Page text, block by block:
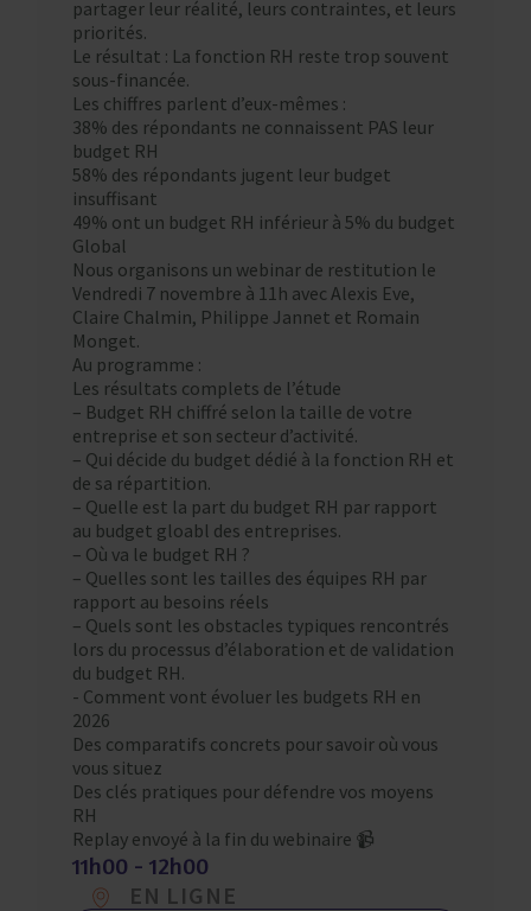
partager leur réalité, leurs contraintes, et leurs
priorités.
Le résultat : La fonction RH reste trop souvent
sous-financée.
Les chiffres parlent d’eux-mêmes :
38% des répondants ne connaissent PAS leur
budget RH
58% des répondants jugent leur budget
insuffisant
49% ont un budget RH inférieur à 5% du budget
Global
Nous organisons un webinar de restitution le
Vendredi 7 novembre à 11h avec Alexis Eve,
Claire Chalmin, Philippe Jannet et Romain
Monget.
Au programme :
Les résultats complets de l’étude
– Budget RH chiffré selon la taille de votre
entreprise et son secteur d’activité.
– Qui décide du budget dédié à la fonction RH et
de sa répartition.
– Quelle est la part du budget RH par rapport
au budget gloabl des entreprises.
– Où va le budget RH ?
– Quelles sont les tailles des équipes RH par
rapport au besoins réels
– Quels sont les obstacles typiques rencontrés
lors du processus d’élaboration et de validation
du budget RH.
​- Comment vont évoluer les budgets RH en
2026
Des comparatifs concrets pour savoir où vous
vous situez
Des clés pratiques pour défendre vos moyens
RH
Replay envoyé à la fin du webinaire 📹
11h00 - 12h00
EN LIGNE